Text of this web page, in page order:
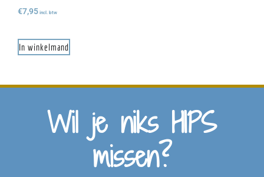
€7,95 incl. btw
In winkelmand
Wil je niks HIPS
missen?